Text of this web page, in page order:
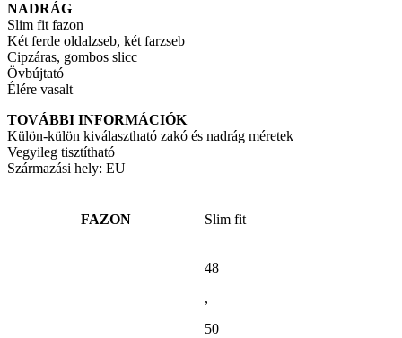
NADRÁG
Slim fit fazon
Két ferde oldalzseb, két farzseb
Cipzáras, gombos slicc
Övbújtató
Élére vasalt
TOVÁBBI INFORMÁCIÓK
Külön-külön kiválasztható zakó és nadrág méretek
Vegyileg tisztítható
Származási hely: EU
FAZON Slim fit
48
,
50